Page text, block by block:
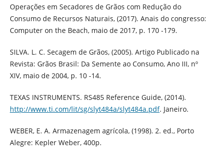
Operações em Secadores de Grãos com Redução do
Consumo de Recursos Naturais, (2017). Anais do congresso:
Computer on the Beach, maio de 2017, p. 170 -179.
SILVA. L. C. Secagem de Grãos, (2005). Artigo Publicado na
Revista: Grãos Brasil: Da Semente ao Consumo, Ano III, nº
XIV, maio de 2004, p. 10 -14.
TEXAS INSTRUMENTS. RS485 Reference Guide, (2014).
http://www.ti.com/lit/sg/slyt484a/slyt484a.pdf. Janeiro.
WEBER, E. A. Armazenagem agrícola, (1998). 2. ed., Porto
Alegre: Kepler Weber, 400p.